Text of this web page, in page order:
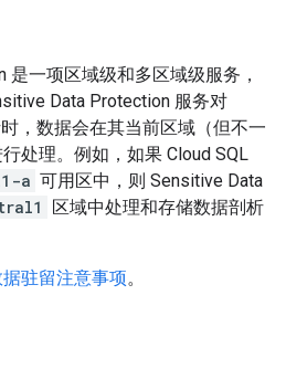
是一项区域级和多区域级服务，
Data Protection 服务对
，数据会在其当前区域（但不一
处理。例如，如果 Cloud SQL
a 可用区中，则 Sensitive Data
区域中处理和存储数据剖析
驻留注意事项。